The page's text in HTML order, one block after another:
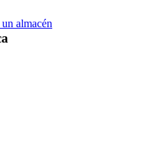
Villa de Santa Pola XV